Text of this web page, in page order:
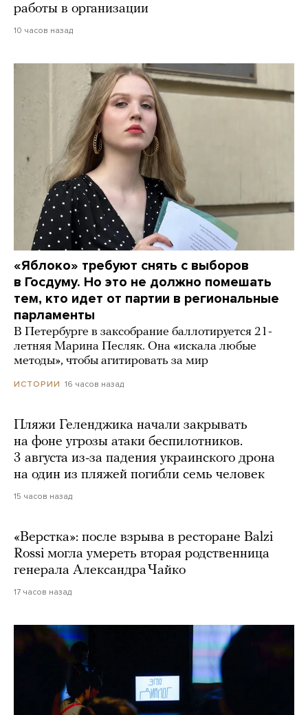
работы в организации
10 часов назад
«Яблоко» требуют снять с выборов
в Госдуму. Но это не должно помешать
тем, кто идет от партии в региональные
парламенты
В Петербурге в заксобрание баллотируется 21-
летняя Марина Песляк. Она «искала любые
методы», чтобы агитировать за мир
ИСТОРИИ 16 часов назад
Пляжи Геленджика начали закрывать
на фоне угрозы атаки беспилотников.
3 августа из-за падения украинского дрона
на один из пляжей погибли семь человек
15 часов назад
«Верстка»: после взрыва в ресторане Balzi
Rossi могла умереть вторая родственница
генерала Александра Чайко
17 часов назад